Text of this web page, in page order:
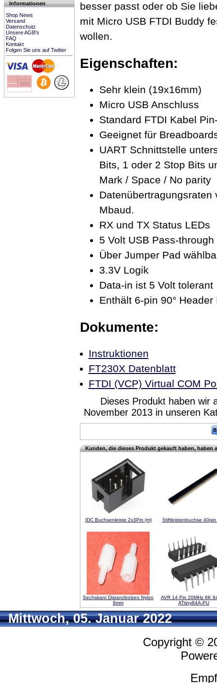
Informationen
Shop News
Versand
Datenschutz
Unsere AGB's
FAQ
Kontakt
Folgen Sie uns auf Twitter
besser passt oder ob Sie
mit Micro USB FTDI Buddy
wollen.
Eigenschaften:
Sehr klein (19x16mm)
Micro USB Anschluss
Standard FTDI Kabel
Geeignet für
UART Schnittstelle
Bits, 1 oder 2 Stop Bits
Mark / Space / No parity
Datenübertragungsraten
Mbaud.
RX und TX Status LEDs
5 Volt USB Pass-through
Über Jumper Pad
3.3V Logik
Data-in ist 5 Volt tolerant
Enthält 6-pin 90° Header
Dokumente:
Instruktionen
FT230X Datenblatt
FTDI (VCP) Virtual COM
Dieses Produkt haben wir
November 2013 in unseren
Kunden, die dieses Produkt gekauft haben, haben
IDC Buchsenleiste 2x3Pin (m) Stiftleistenbuchse 40pin
Sechskant Distanzbolzen Nylon
8mm
AVR 14 Pin 20MHz 8K
ATtiny84A-PU
Mittwoch, 05. Januar 2022
Copyright ©